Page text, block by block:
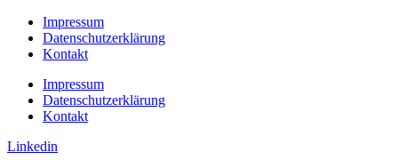
Impressum
Datenschutzerklärung
Kontakt
Impressum
Datenschutzerklärung
Kontakt
Linkedin